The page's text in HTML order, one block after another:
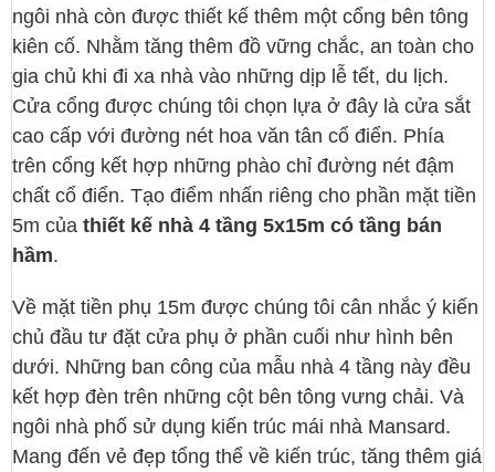
ngôi nhà còn được thiết kế thêm một cổng bên tông
kiên cố. Nhằm tăng thêm đồ vững chắc, an toàn cho
gia chủ khi đi xa nhà vào những dịp lễ tết, du lịch.
Cửa cổng được chúng tôi chọn lựa ở đây là cửa sắt
cao cấp với đường nét hoa văn tân cổ điển. Phía
trên cổng kết hợp những phào chỉ đường nét đậm
chất cổ điển. Tạo điểm nhấn riêng cho phần mặt tiền
5m của thiết kế nhà 4 tầng 5x15m có tầng bán
hầm.
Về mặt tiền phụ 15m được chúng tôi cân nhắc ý kiến
chủ đầu tư đặt cửa phụ ở phần cuối như hình bên
dưới. Những ban công của mẫu nhà 4 tầng này đều
kết hợp đèn trên những cột bên tông vưng chải. Và
ngôi nhà phố sử dụng kiến trúc mái nhà Mansard.
Mang đến vẻ đẹp tổng thể về kiến trúc, tăng thêm giá